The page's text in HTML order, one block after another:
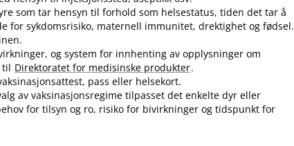
som tar hensyn til forhold som helsestatus, tiden det tar å
for sykdomsrisiko, maternell immunitet, drektighet og fødsel.
og system for innhenting av opplysninger om
til Direktoratet for medisinske produkter.
pass eller helsekort.
av vaksinasjonsregime tilpasset det enkelte dyr eller
for tilsyn og ro, risiko for bivirkninger og tidspunkt for